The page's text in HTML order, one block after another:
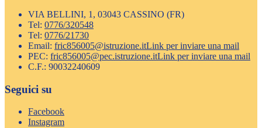
VIA BELLINI, 1, 03043 CASSINO (FR)
Tel: 0776/320548
Tel: 0776/21730
Email: fric856005@istruzione.itLink per inviare una mail
PEC: fric856005@pec.istruzione.itLink per inviare una mail
C.F.: 90032240609
Seguici su
Facebook
Instagram